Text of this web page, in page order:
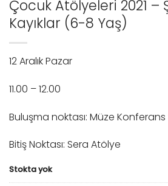
Çocuk Atölyeleri 2021 –
Kayıklar (6-8 Yaş)
12 Aralık Pazar
11.00 – 12.00
Buluşma noktası: Müze
Bitiş Noktası: Sera Atölye
Stokta yok